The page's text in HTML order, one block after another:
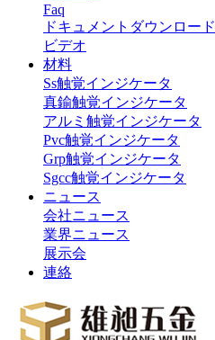
Faq
ドキュメントダウンロード
ビデオ
材料
Ss触覚インジケータ
真鍮触覚インジケータ
アルミ触覚インジケータ
Pvc触覚インジケータ
Grp触覚インジケータ
Sgcc触覚インジケータ
ニュース
会社ニュース
業界ニュース
展示会
連絡